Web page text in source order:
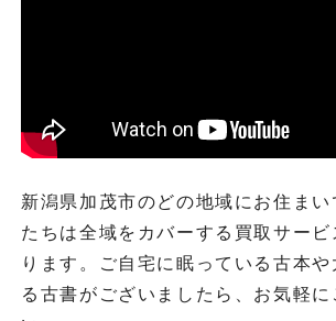
新潟県加茂市のどの地域にお住まい
たちは全域をカバーする買取サービ
ります。ご自宅に眠っている古本
る古書がございましたら、お気軽に